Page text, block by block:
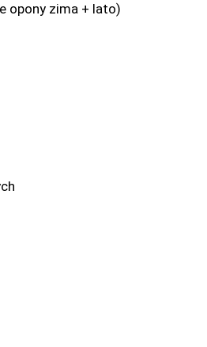
opony zima + lato)